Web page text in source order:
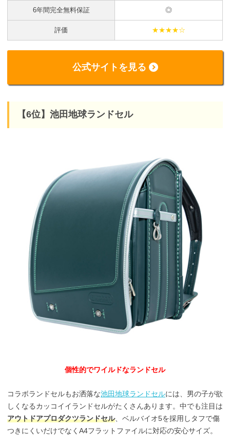
6年間完全無料保証 ◎
評価 ★★★★☆
公式サイトを見る
【6位】池田地球ランドセル
個性的でワイルドなランドセル
コラボランドセルもお洒落な池田地球ランドセルには、男の子が欲
しくなるカッコイイランドセルがたくさんあります。中でも注目は
アウトドアプロダクツランドセル、ベルバイオ5を採用しタフで傷
つきにくいだけでなくA4フラットファイルに対応の安心サイズ。